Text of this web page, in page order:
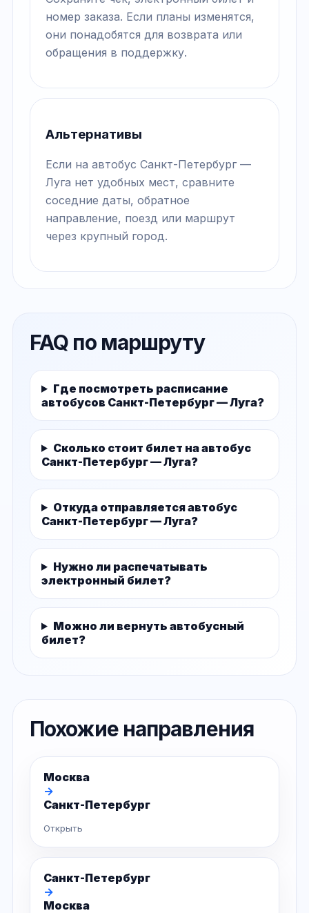
номер заказа. Если планы изменятся,
они понадобятся для возврата или
обращения в поддержку.
Альтернативы
Если на автобус Санкт-Петербург —
Луга нет удобных мест, сравните
соседние даты, обратное
направление, поезд или маршрут
через крупный город.
FAQ по маршруту
Где посмотреть расписание
автобусов Санкт-Петербург — Луга?
Сколько стоит билет на автобус
Санкт-Петербург — Луга?
Откуда отправляется автобус
Санкт-Петербург — Луга?
Нужно ли распечатывать
электронный билет?
Можно ли вернуть автобусный
билет?
Похожие направления
Москва
→
Санкт-Петербург
Открыть
Санкт-Петербург
→
Москва